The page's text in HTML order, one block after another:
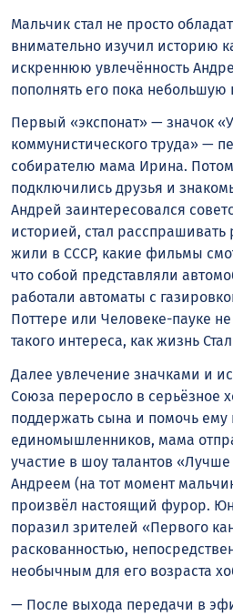
Мальчик стал не просто
внимательно изучил историю
искреннюю увлечённость
пополнять его пока небольшую
Первый «экспонат» — значок
коммунистического труда» —
собирателю мама Ирина.
подключились друзья и
Андрей заинтересовался
историей, стал расспрашивать
жили в СССР, какие фильмы
что собой представляли
работали автоматы с
Поттере или Человеке-пауке
такого интереса, как жизнь
Далее увлечение значками и
Союза переросло в серьёзное
поддержать сына и помочь ему
единомышленников, мама
участие в шоу талантов
Андреем (на тот момент
произвёл настоящий фурор.
поразил зрителей «Первого
раскованностью,
необычным для его возраста
— После выхода передачи в